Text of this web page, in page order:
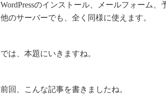
WordPressのインストール、メールフォーム、
他のサーバーでも、全く同様に使えます。
では、本題にいきますね。
前回、こんな記事を書きましたね。